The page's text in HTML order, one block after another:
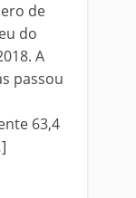
de
do
A
passou
63,4